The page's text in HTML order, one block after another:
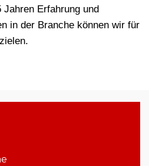
Jahren Erfahrung und
in der Branche können wir für